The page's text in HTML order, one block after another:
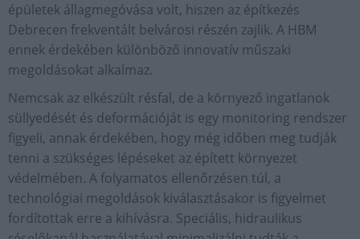
épületek állagmegóvása volt, hiszen az építkezés
Debrecen frekventált belvárosi részén zajlik. A HBM
ennek érdekében különböző innovatív műszaki
megoldásokat alkalmaz.
Nemcsak az elkészült résfal, de a környező ingatlanok
süllyedését és deformációját is egy monitoring rendszer
figyeli, annak érdekében, hogy még időben meg tudják
tenni a szükséges lépéseket az épített környezet
védelmében. A folyamatos ellenőrzésen túl, a
technológiai megoldások kiválasztásakor is figyelmet
fordítottak erre a kihívásra. Speciális, hidraulikus